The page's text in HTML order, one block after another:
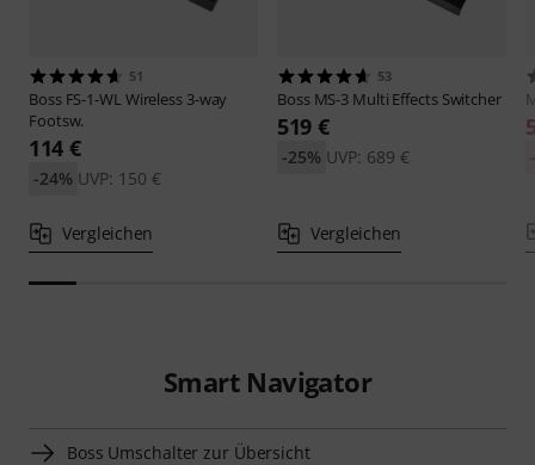
51
Boss FS-1-WL Wireless 3-way
Footsw.
114 €
UVP: 150 €
-24%
Vergleichen
53
Boss MS-3 Multi Effects Switcher
519 €
UVP: 689 €
-25%
Vergleichen
Smart Navigator
Boss Umschalter zur Übersicht